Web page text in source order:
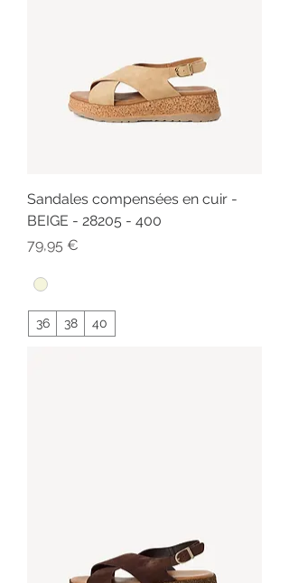
Sandales compensées en cuir -
BEIGE - 28205 - 400
Prix
79,95 €
36 38 40